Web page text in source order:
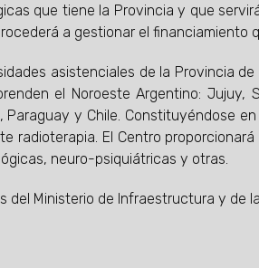
que tiene la Provincia y que
a gestionar el financiamiento
asistenciales de la Provincia
el Noroeste Argentino: Jujuy,
Paraguay y Chile. Constituyéndose
radioterapia. El Centro
neuro-psiquiátricas y otras.
del Ministerio de Infraestructura y de